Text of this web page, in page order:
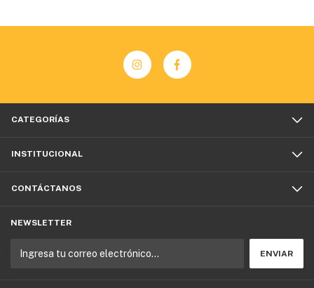
CATEGORÍAS
INSTITUCIONAL
CONTÁCTANOS
NEWSLETTER